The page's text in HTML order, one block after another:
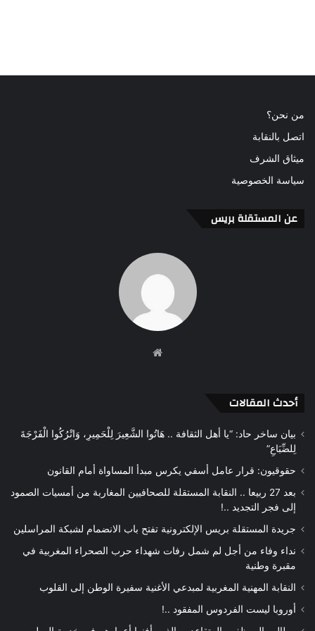
من نحن؟
اتصل بالنقابة
ميثاق الشرف
سياسة الخصوصية
عن المستقلة بريس
أحدث المقالات
بيان ساخر حاد: “يا أهل الثقافة .. هَاتُوا الشَّعِيرَ لِلْحَمِيرِ، وَاتْرُكُوا الْفَرْجَةَ
لِلضِّبَاعِ”
حقوقيون: قرار عامل أسفي يكرس مبدأ المساواة أمام القانون
بعد 27 ربيعا .. النقابة المستقلة للصحافيين المغاربة من أمسيات الصمود
إلى فجر التجديد ..!
جريدة المستقلة بريس الإلكترونية تفتح باب الانضمام لشبكة المراسلين
نداء وفاء من أجل لم شمل رفات شهداء حرب الصحراء المغربية في
مقبرة وطنية
النقابة المهنية المغربية لمبدعي الأغنية سفيرة الوطن إلى القلوب
أوروبا ليست الفردوس المفقود ..!